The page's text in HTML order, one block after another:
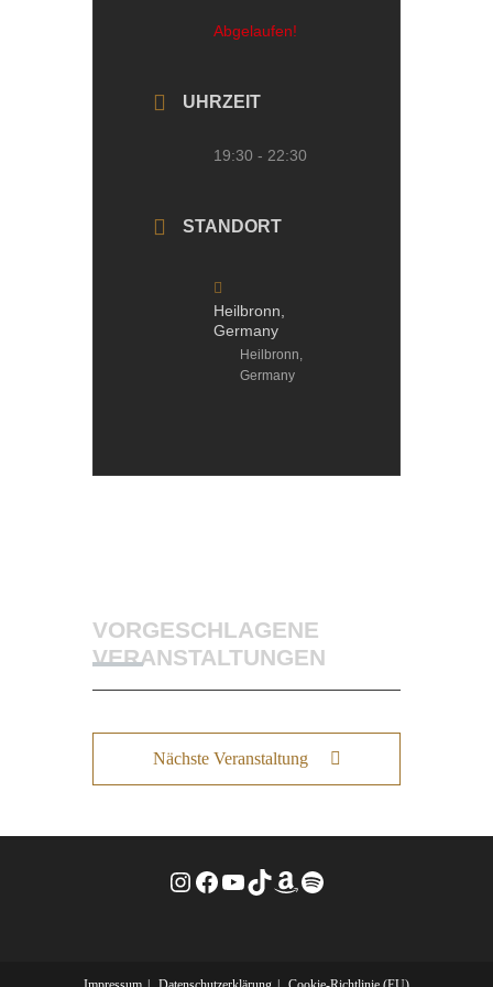
Abgelaufen!
UHRZEIT
19:30 - 22:30
STANDORT
Heilbronn,
Germany
Heilbronn,
Germany
VORGESCHLAGENE
VERANSTALTUNGEN
Nächste Veranstaltung
Instagram
Facebook
YouTube
TikTokAmazon
Spotify